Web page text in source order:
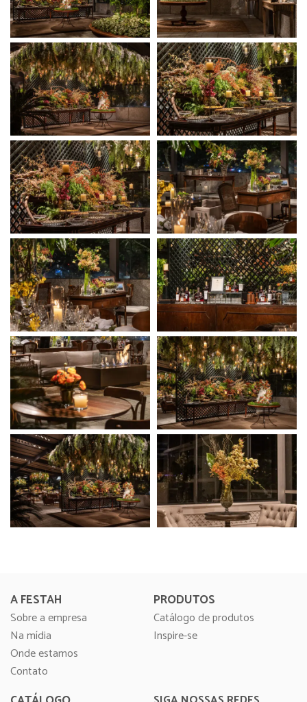
A FESTAH
Sobre a empresa
Na mídia
Onde estamos
Contato
PRODUTOS
Catálogo de produtos
Inspire-se